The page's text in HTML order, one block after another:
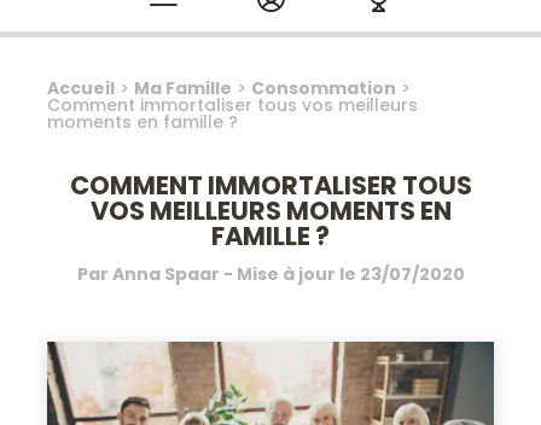
Accueil > Ma Famille > Consommation >
Comment immortaliser tous vos meilleurs
moments en famille ?
COMMENT IMMORTALISER TOUS
VOS MEILLEURS MOMENTS EN
FAMILLE ?
Par Anna Spaar - Mise à jour le 23/07/2020